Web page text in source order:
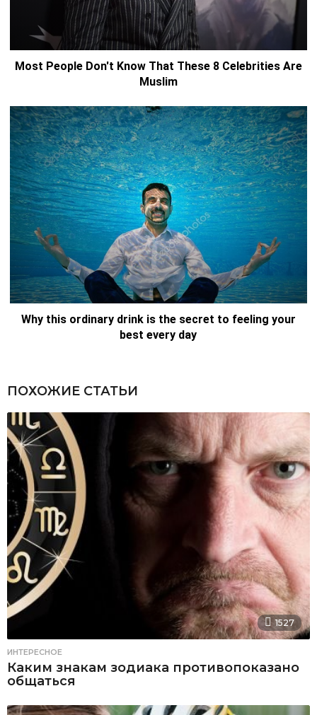
ПОХОЖИЕ СТАТЬИ
1527
ИНТЕРЕСНОЕ
Каким знакам зодиака противопоказано
общаться